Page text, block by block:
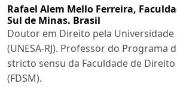
Rafael Alem Mello Ferreira,
Sul de Minas. Brasil
Doutor em Direito pela Universidade
(UNESA-RJ). Professor do Programa
stricto sensu da Faculdade de
(FDSM).